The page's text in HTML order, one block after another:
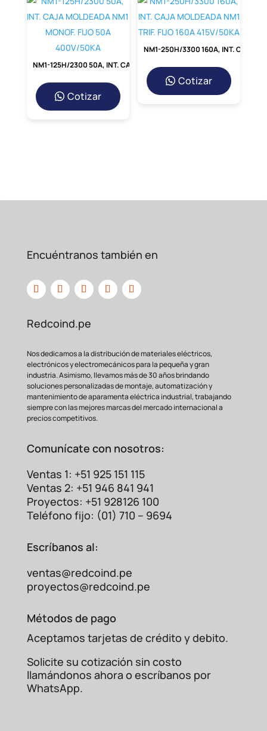
Cotizar
Cotizar
Encuéntranos también en
Redcoind.pe
Nos dedicamos a la distribución de materiales eléctricos,
electrónicos y electromecánicos para la pequeña y gran
industria. Asimismo, llevamos más de 30 años brindando
soluciones personalizadas de montaje, automatización y
mantenimiento de aparamenta eléctrica industrial, trabajando
siempre con las mejores marcas del mercado internacional a
precios competitivos.
Comunícate con nosotros:
Ventas 1: +51 925 151 115
Ventas 2: +51 946 841 941
Proyectos: +51 928126 100
Teléfono fijo: (01) 710 – 9694
Escríbanos al:
ventas@redcoind.pe
proyectos@redcoind.pe
Métodos de pago
Aceptamos tarjetas de crédito y debito.
Solicite su cotización sin costo
llamándonos ahora o escríbanos por
WhatsApp.